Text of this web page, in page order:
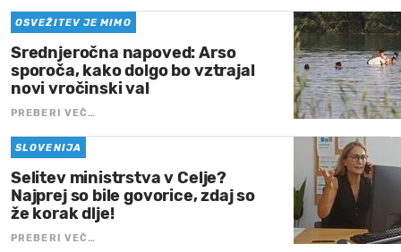
OSVEŽITEV JE MIMO
Srednjeročna napoved: Arso
sporoča, kako dolgo bo vztrajal
novi vročinski val
PREBERI VEČ…
SLOVENIJA
Selitev ministrstva v Celje?
Najprej so bile govorice, zdaj so
že korak dlje!
PREBERI VEČ…